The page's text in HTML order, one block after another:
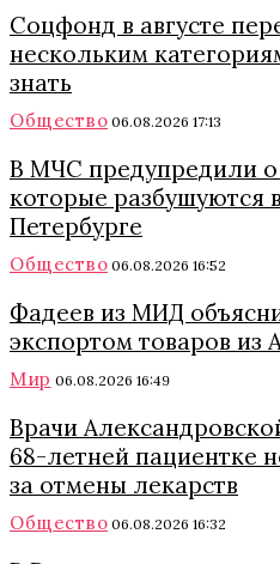
Соцфонд в августе
нескольким
знать
Общество 06.08.2026 17:13
В МЧС предупредили о
которые разбушуются
Петербурге
Общество 06.08.2026 16:52
Фадеев из МИД
экспортом товаров из
Мир 06.08.2026 16:49
Врачи
68-летней пациентке
за отмены лекарств
Общество 06.08.2026 16:32